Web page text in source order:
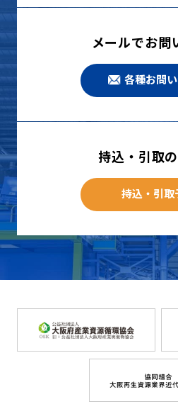
メールでお問
各種お問
持込・引取
持込・引取